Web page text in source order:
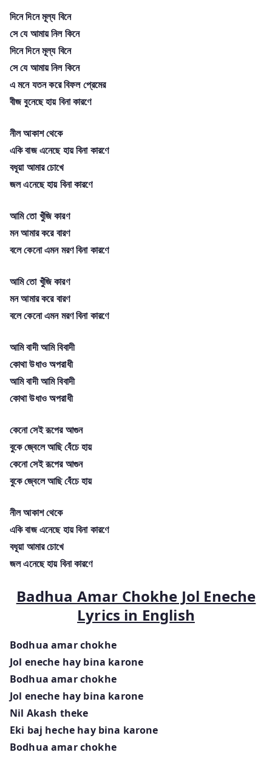
দিনে দিনে মূল্য বিনে
সে যে আমায় নিল কিনে
দিনে দিনে মূল্য বিনে
সে যে আমায় নিল কিনে
এ মনে যতন করে বিফল প্রেমের
বীজ বুনেছে হায় বিনা কারণে
নীল আকাশ থেকে
একি বাজ এনেছে হায় বিনা কারণে
বধূয়া আমার চোখে
জল এনেছে হায় বিনা কারণে
আমি তো খুঁজি কারণ
মন আমার করে বারণ
বলে কেনো এমন মরণ বিনা কারণে
আমি তো খুঁজি কারণ
মন আমার করে বারণ
বলে কেনো এমন মরণ বিনা কারণে
আমি বাদী আমি বিবাদী
কোথা উধাও অপরাধী
আমি বাদী আমি বিবাদী
কোথা উধাও অপরাধী
কেনো সেই রূপের আগুন
বুকে জ্বেলে আছি বেঁচে হায়
কেনো সেই রূপের আগুন
বুকে জ্বেলে আছি বেঁচে হায়
নীল আকাশ থেকে
একি বাজ এনেছে হায় বিনা কারণে
বধূয়া আমার চোখে
জল এনেছে হায় বিনা কারণে
Badhua Amar Chokhe Jol Eneche
Lyrics in English
Bodhua amar chokhe
Jol eneche hay bina karone
Bodhua amar chokhe
Jol eneche hay bina karone
Nil Akash theke
Eki baj heche hay bina karone
Bodhua amar chokhe